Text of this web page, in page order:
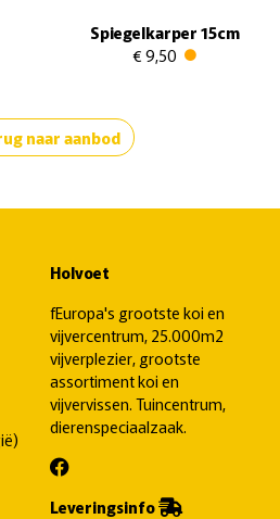
Spiegelkarper 15cm
€ 9,50
naar aanbod
Holvoet
fEuropa's grootste koi en
vijvercentrum, 25.000m2
vijverplezier, grootste
assortiment koi en
vijvervissen. Tuincentrum,
dierenspeciaalzaak.
Leveringsinfo